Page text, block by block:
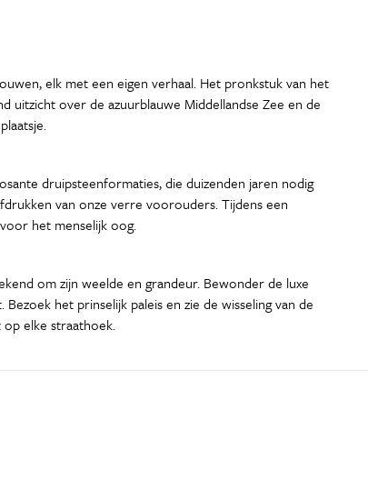
elk met een eigen verhaal. Het pronkstuk van het
uitzicht over de azuurblauwe Middellandse Zee en de
druipsteenformaties, die duizenden jaren nodig
van onze verre voorouders. Tijdens een
het menselijk oog.
om zijn weelde en grandeur. Bewonder de luxe
het prinselijk paleis en zie de wisseling van de
elke straathoek.